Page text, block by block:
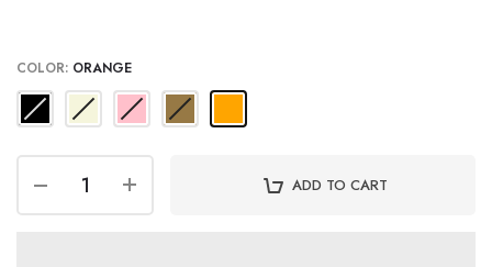
COLOR: ORANGE
ADD TO CART